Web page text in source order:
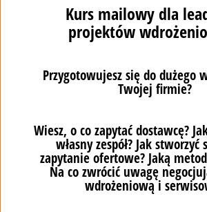
odpowiedni system, funkcje, które
dobrane do wszystkich działów.
na aplikację, która ułatwia pracę.
postawieniu wymagań, a wszystko